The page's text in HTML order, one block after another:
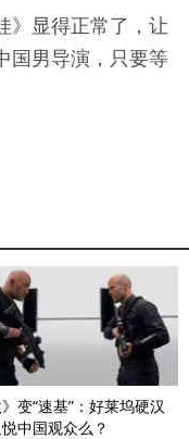
》显得正常了，让
国男导演，只要等
》变“速基”：好莱坞硬汉
中国观众么？